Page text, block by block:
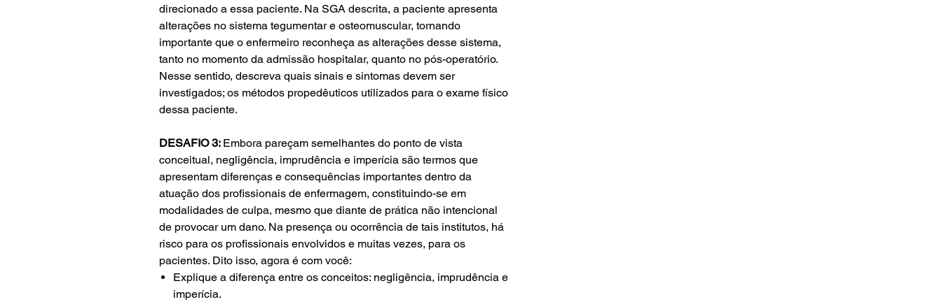
direcionado a essa paciente. Na SGA descrita, a paciente apresenta
alterações no sistema tegumentar e osteomuscular, tornando
importante que o enfermeiro reconheça as alterações desse sistema,
tanto no momento da admissão hospitalar, quanto no pós-operatório.
Nesse sentido, descreva quais sinais e sintomas devem ser
investigados; os métodos propedêuticos utilizados para o exame físico
dessa paciente.
DESAFIO 3: Embora pareçam semelhantes do ponto de vista
conceitual, negligência, imprudência e imperícia são termos que
apresentam diferenças e consequências importantes dentro da
atuação dos profissionais de enfermagem, constituindo-se em
modalidades de culpa, mesmo que diante de prática não intencional
de provocar um dano. Na presença ou ocorrência de tais institutos, há
risco para os profissionais envolvidos e muitas vezes, para os
pacientes. Dito isso, agora é com você:
Explique a diferença entre os conceitos: negligência, imprudência e
imperícia.